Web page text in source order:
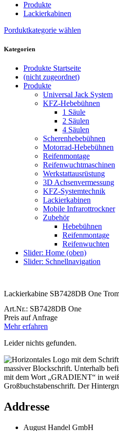
Produkte
Lackierkabinen
Porduktkategorie wählen
Kategorien
Produkte Startseite
(nicht zugeordnet)
Produkte
Universal Jack System
KFZ-Hebebühnen
1 Säule
2 Säulen
4 Säulen
Scherenhebebühnen
Motorrad-Hebebühnen
Reifenmontage
Reifenwuchtmaschinen
Werkstattausrüstung
3D Achsenvermessung
KFZ-Systemtechnik
Lackierkabinen
Mobile Infrarottrockner
Zubehör
Hebebühnen
Reifenmontage
Reifenwuchten
Slider: Home (oben)
Slider: Schnellnavigation
Lackierkabine SB7428DB One
Art.Nr.: SB7428DB One
Preis auf Anfrage
Mehr erfahren
Leider nichts gefunden.
Addresse
August Handel GmbH